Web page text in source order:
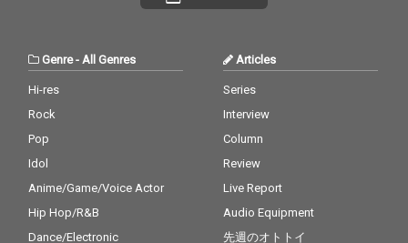
Genre- All Genres
Hi-res
Rock
Pop
Idol
Anime/Game/Voice Actor
Hip Hop/R&B
Dance/Electronic
Articles
Series
Interview
Column
Review
Live Report
Audio Equipment
先週のオトトイ